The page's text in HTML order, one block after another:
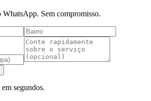
WhatsApp. Sem compromisso.
segundos.